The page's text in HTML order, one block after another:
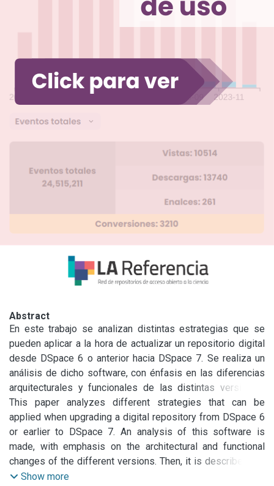
Abstract
En este trabajo se analizan distintas estrategias que se
pueden aplicar a la hora de actualizar un repositorio digital
desde DSpace 6 o anterior hacia DSpace 7. Se realiza un
análisis de dicho software, con énfasis en las diferencias
arquitecturales y funcionales de las distintas versiones.
Luego se describe la experiencia obtenida a partir de la
actualización a DSpace 7 del repositorio CIC DIGITAL, para
lo cual se detalla el camino seguido a lo largo del proceso
y se remarcan los conflictos que surgieron durante este
proceso, vinculados tanto a la actualización del código
fuente y de la plataforma de software, así como también a
This paper analyzes different strategies that can be
applied when upgrading a digital repository from DSpace 6
or earlier to DSpace 7. An analysis of this software is
made, with emphasis on the architectural and functional
changes of the different versions. Then, it is described the
experience obtained from the upgrade to DSpace 7 of the
Show more